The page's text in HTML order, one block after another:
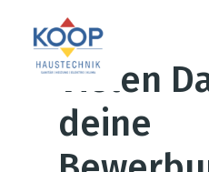
Vielen
deine